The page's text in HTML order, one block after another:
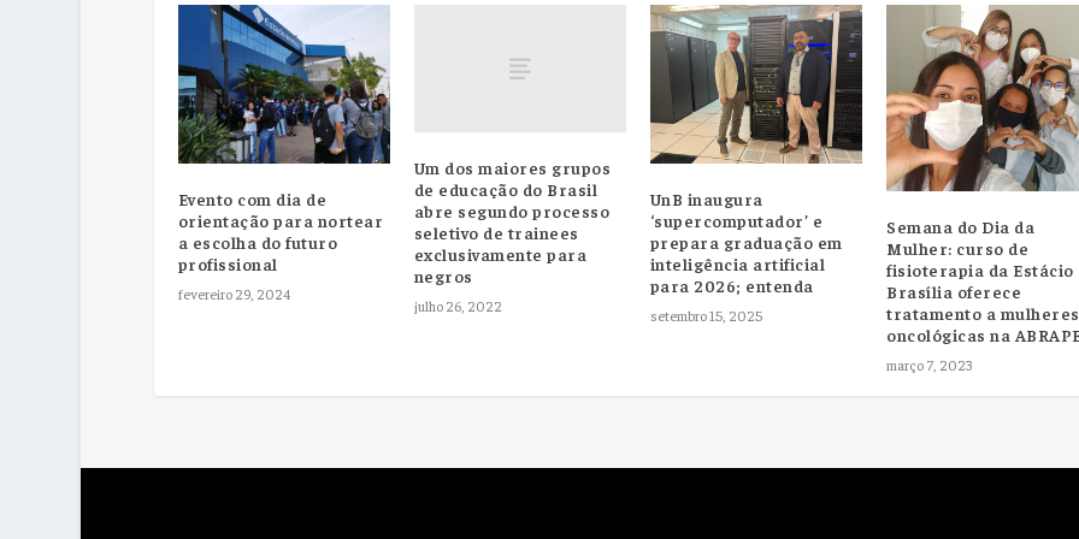
Evento com dia de
orientação para nortear
a escolha do futuro
profissional
fevereiro 29, 2024
Um dos maiores grupos
de educação do Brasil
abre segundo processo
seletivo de trainees
exclusivamente para
negros
julho 26, 2022
UnB inaugura
‘supercomputador’ e
prepara graduação em
inteligência artificial
para 2026; entenda
setembro 15, 2025
Semana do Dia da
Mulher: curso de
fisioterapia da Estácio
Brasília oferece
tratamento a mulheres
oncológicas na
março 7, 2023